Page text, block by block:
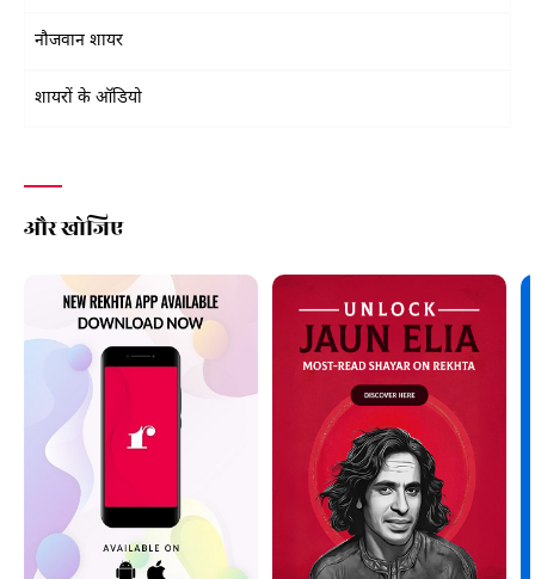
नौजवान शायर
शायरों के ऑडियो
और खोजिए